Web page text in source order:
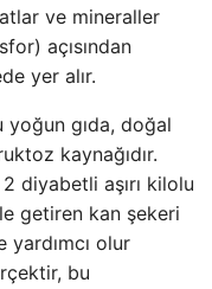
ve mineraller
açısından
yer alır.
gıda, doğal
kaynağıdır.
diyabetli aşırı kilolu
getiren kan şekeri
olur
bu